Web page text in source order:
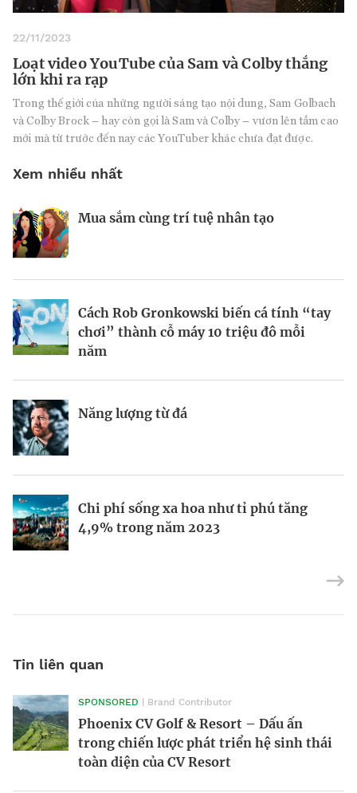
22/11/2023
Loạt video YouTube của Sam và Colby thắng
lớn khi ra rạp
Trong thế giới của những người sáng tạo nội dung, Sam Golbach
và Colby Brock – hay còn gọi là Sam và Colby – vươn lên tầm cao
mới mà từ trước đến nay các YouTuber khác chưa đạt được.
Xem nhiều nhất
Mua sắm cùng trí tuệ nhân tạo
Cách Rob Gronkowski biến cá tính “tay
chơi” thành cỗ máy 10 triệu đô mỗi
năm
Năng lượng từ đá
Chi phí sống xa hoa như tỉ phú tăng
4,9% trong năm 2023
Nhà sáng lập 25 tuổi và tham vọng lật
Thợ săn khoản vay
Nếu biết tận dụng, AI sẽ giúp điều hành
công ty tốt hơn
Định vị doanh nghiệp Việt trên bản đồ
kinh tế toàn cầu
Kiểm soát bất ổn và bảo vệ sức khỏe
BRANDCONNECT | Brand Contributor
Champagne hàng đầu cho chất riêng
mùa lễ hội
Kết nối liên vùng: Đòn bẩy chiến lược
Mukesh Ambani sắp chuyển giao quyền
điều hành Reliance Industries cho các
Tin liên quan
SPONSORED | Brand Contributor
Phoenix CV Golf & Resort – Dấu ấn
trong chiến lược phát triển hệ sinh thái
toàn diện của CV Resort
Morgan Supersport 2025: Siêu xe hiện
đại trong dáng vẻ hoài cổ
Victor Vũ và nghệ thuật cân bằng trong
điện ảnh